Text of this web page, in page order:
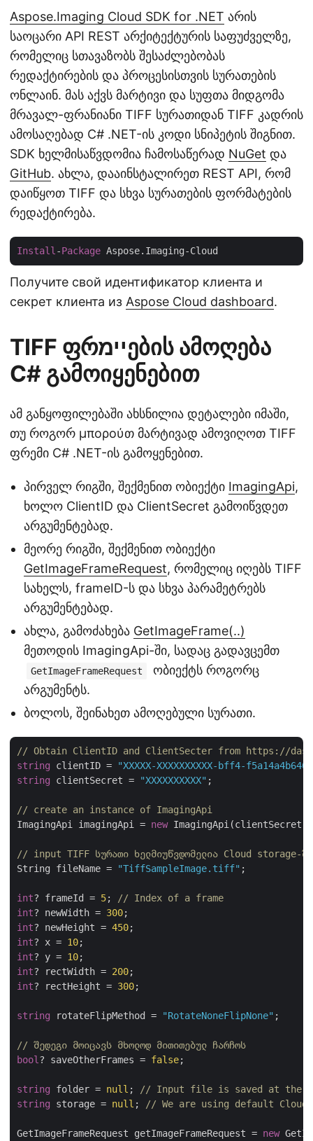
Aspose.Imaging Cloud SDK for .NET არის
საოცარი API REST არქიტექტურის საფუძველზე,
რომელიც სთავაზობს შესაძლებობას
რედაქტირების და პროცესისთვის სურათების
ონლაინ. მას აქვს მარტივი და სუფთა მიდგომა
მრავალ-ფრანიანი TIFF სურათიდან TIFF კადრის
ამოსაღებად C# .NET-ის კოდი სნიპეტის შიგნით.
SDK ხელმისაწვდომია ჩამოსაწერად NuGet და
GitHub. ახლა, დააინსტალირეთ REST API, რომ
დაიწყოთ TIFF და სხვა სურათების ფორმატების
რედაქტირება.
Install -Package
Получите свой идентификатор клиента и
секрет клиента из Aspose Cloud dashboard.
TIFF ფრיימების ამოღება
C# გამოიყენებით
ამ განყოფილებაში ახსნილია დეტალები იმაში,
თუ როგორ μπορούთ მარტივად ამოვიღოთ TIFF
ფრემი C# .NET-ის გამოყენებით.
პირველ რიგში, შექმენით ობიექტი ImagingApi,
ხოლო ClientID და ClientSecret გამოიწვდეთ
არგუმენტებად.
მეორე რიგში, შექმენით ობიექტი
GetImageFrameRequest, რომელიც იღებს TIFF
სახელს, frameID-ს და სხვა პარამეტრებს
არგუმენტებად.
ახლა, გამოძახება GetImageFrame(..)
მეთოდის ImagingApi-ში, სადაც გადავცემთ
GetImageFrameRequest
ობიექტს როგორც
არგუმენტს.
ბოლოს, შეინახეთ ამოღებული სურათი.
// Obtain ClientID and ClientSecter from https://
string clientID =
"XXXXX-XXXXXXXXXX-bff4-
string clientSecret = "XXXXXXXXXX" ;
// create an instance of ImagingApi
ImagingApi imagingApi = new
// input TIFF სურათი ხელმიუწვდომელია Cloud storage-ში
String fileName =
"TiffSampleImage.tiff" ;
int? frameId = 5;
// Index of a frame
int? newWidth = 300
int? newHeight = 450
int? x = 10
int? y = 10
int? rectWidth = 200
int? rectHeight = 300;
string rotateFlipMethod = "RotateNoneFlipNone" ;
// შედეგი მოიცავს მხოლოდ მითითებულ ჩარჩოს
bool ? saveOtherFrames = false;
string folder = null ;
// Input file is saved at the
string storage = null ; // We are using default Cloud
GetImageFrameRequest getImageFrameRequest = new